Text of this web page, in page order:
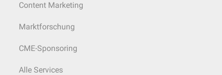
Content Marketing
Marktforschung
CME-Sponsoring
Alle Services